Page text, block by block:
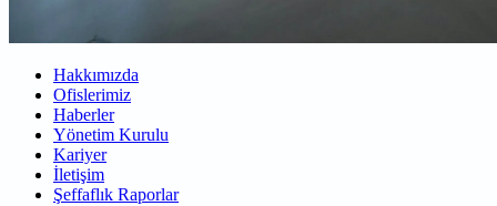
Hakkımızda
Ofislerimiz
Haberler
Yönetim Kurulu
Kariyer
İletişim
Şeffaflık Raporlar